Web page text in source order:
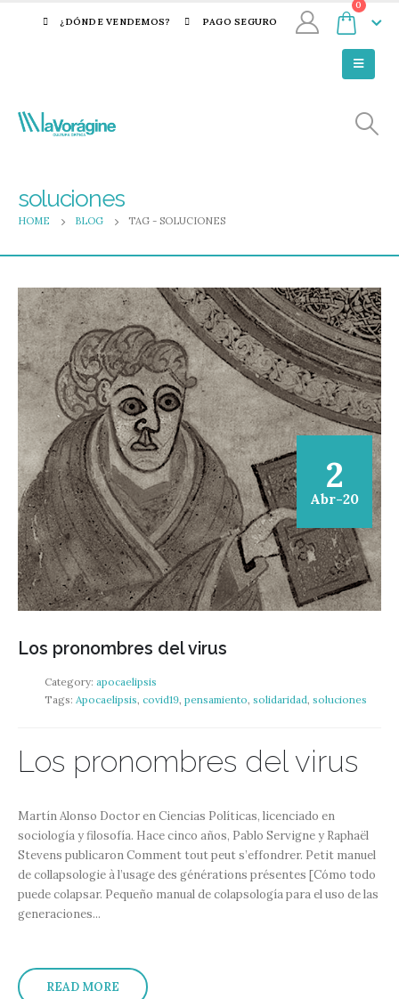
¿DÓNDE VENDEMOS? PAGO SEGURO
0
soluciones
HOME BLOG TAG - SOLUCIONES
2
Abr-20
Los pronombres del virus
Category: apocaelipsis
Tags: Apocaelipsis, covid19, pensamiento, solidaridad, soluciones
Los pronombres del virus
Martín Alonso Doctor en Ciencias Políticas, licenciado en
sociología y filosofía. Hace cinco años, Pablo Servigne y Raphaël
Stevens publicaron Comment tout peut s’effondrer. Petit manuel
de collapsologie à l’usage des générations présentes [Cómo todo
puede colapsar. Pequeño manual de colapsología para el uso de las
generaciones...
READ MORE